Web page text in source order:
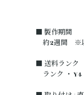
■ 製作期間
約2週間 ※
■ 送料ランク
ランク ・